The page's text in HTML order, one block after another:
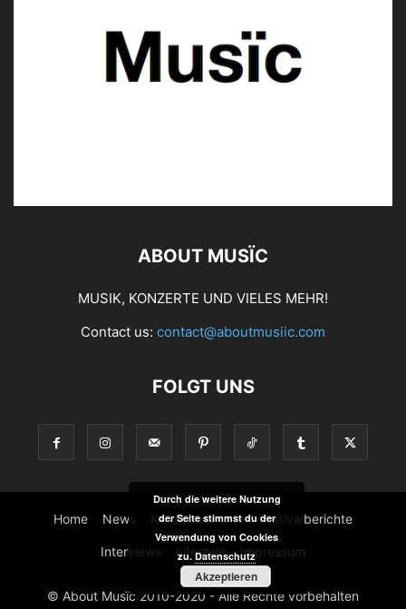
ABOUT MUSÏC
MUSIK, KONZERTE UND VIELES MEHR!
Contact us: contact@aboutmusiic.com
FOLGT UNS
Home News Konzertberichte Festivalberichte
Interviews Lifestyle Impressum
© About Musïc 2010-2020 - Alle Rechte vorbehalten
Durch die weitere Nutzung
der Seite stimmst du der
Verwendung von Cookies
zu.Datenschutz
Akzeptieren